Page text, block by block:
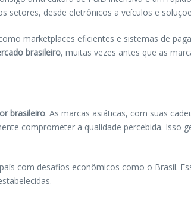
setores, desde eletrônicos a veículos e
marketplaces eficientes e sistemas de
brasileiro, muitas vezes antes que as
brasileiro. As marcas asiáticas, com suas
comprometer a qualidade percebida. Isso
com desafios econômicos como o Brasil.